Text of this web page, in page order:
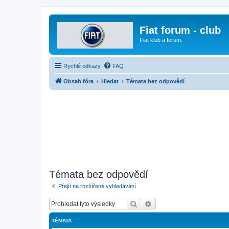
Fiat forum - club
Fiat klub a forum.
Rychlé odkazy FAQ
Obsah fóra Hledat Témata bez odpovědí
Témata bez odpovědí
Přejít na rozšířené vyhledávání
Hledat
TÉMATA